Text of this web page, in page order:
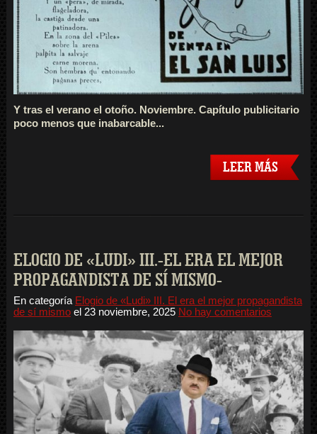
Y tras el verano el otoño. Noviembre. Capítulo publicitario
poco menos que inabarcable...
LEER MÁS
ELOGIO DE «LUDI» III.-EL ERA EL MEJOR
PROPAGANDISTA DE SÍ MISMO-
En categoría Elogio de «Ludi» III. El era el mejor propagandista
de sí mismoel 23 noviembre, 2025 No hay comentarios